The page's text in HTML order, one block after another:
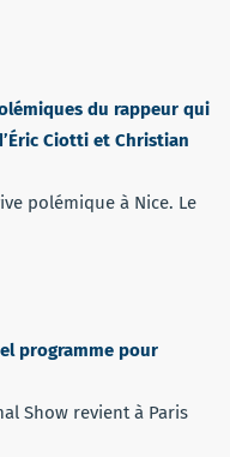
du rappeur qui
Ciotti et Christian
polémique à Nice. Le
programme pour
Show revient à Paris